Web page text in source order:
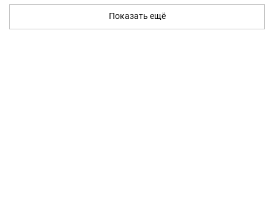
Показать ещё